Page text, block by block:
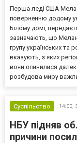
Перша леді США
поверненню додому
Білому домі, передає
зазначають, що
групу українських та
вказують, з яких
вони опинилися
розбудова миру
Суспільство 14:00,
НБУ підняв
причини